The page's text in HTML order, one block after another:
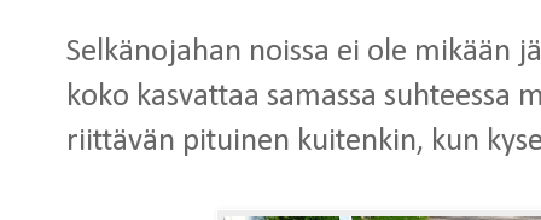
Selkänojahan noissa ei ole mikään
koko kasvattaa samassa suhteessa
riittävän pituinen kuitenkin, kun